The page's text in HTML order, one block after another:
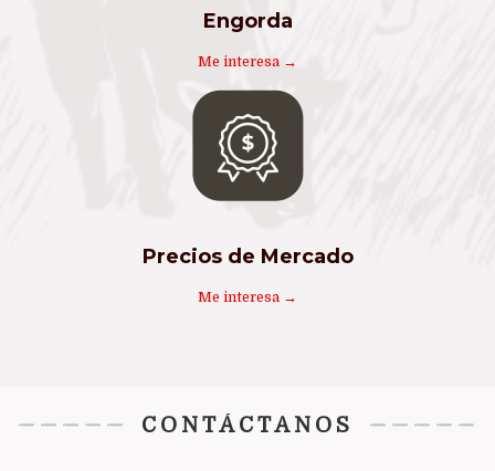
Engorda
Me interesa →
Precios de Mercado
Me interesa →
CONTÁCTANOS